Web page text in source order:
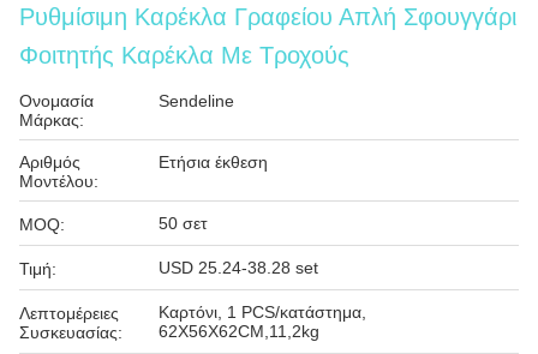
Ρυθμίσιμη Καρέκλα Γραφείου Απλή Σφουγγάρι
Φοιτητής Καρέκλα Με Τροχούς
Ονομασία
Μάρκας:
Sendeline
Αριθμός
Μοντέλου:
Ετήσια έκθεση
MOQ: 50 σετ
Τιμή: USD 25.24-38.28 set
Λεπτομέρειες
Συσκευασίας:
Καρτόνι, 1 PCS/κατάστημα,
62X56X62CM,11,2kg